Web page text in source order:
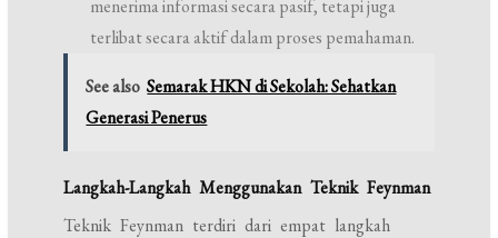
menerima informasi secara pasif, tetapi juga
terlibat secara aktif dalam proses pemahaman.
See also Semarak HKN di Sekolah: Sehatkan
Generasi Penerus
Langkah-Langkah Menggunakan Teknik Feynman
Teknik Feynman terdiri dari empat langkah